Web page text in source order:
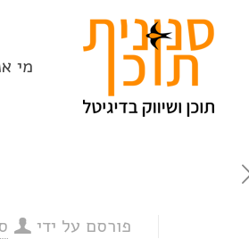
מי
פורסם על ידי